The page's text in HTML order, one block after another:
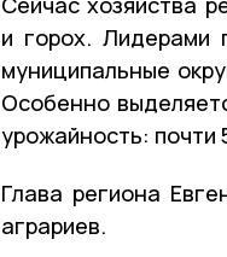
и горох. Лидерами
муниципальные
Особенно
урожайность: почти
Глава региона
аграриев.